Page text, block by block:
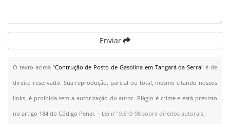
Enviar
O texto acima "Contrução de Posto de Gasolina em Tangará da Serra" é de
direito reservado. Sua reprodução, parcial ou total, mesmo citando nossos
links, é proibida sem a autorização do autor. Plágio é crime e está previsto
no artigo 184 do Código Penal. – Lei n° 9.610-98 sobre direitos autorais.